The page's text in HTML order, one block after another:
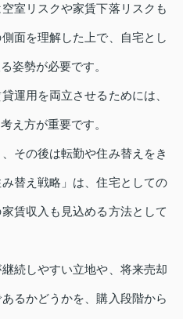
室リスクや家賃下落リスクも
面を理解した上で、自宅とし
姿勢が必要です。
運用を両立させるためには、
え方が重要です。
その後は転勤や住み替えをき
替え戦略」は、住宅としての
賃収入も見込める方法として
続しやすい立地や、将来売却
るかどうかを、購入段階から